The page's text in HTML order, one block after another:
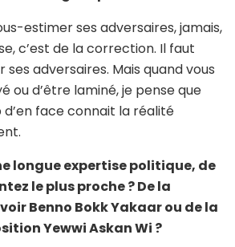
estimer ses adversaires, jamais,
c’est de la correction. Il faut
adversaires. Mais quand vous
ou d’être laminé, je pense que
face connait la réalité
longue expertise politique, de
le plus proche ? De la
Benno Bokk Yakaar ou de la
Yewwi Askan Wi ?